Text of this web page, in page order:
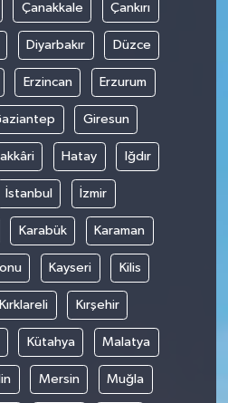
Çanakkale Çankırı
Diyarbakır Düzce
Erzincan Erzurum
Giresun
Hatay Iğdır
İstanbul İzmir
Karabük Karaman
Kayseri Kilis
Kırklareli Kırşehir
Kütahya Malatya
Mersin Muğla